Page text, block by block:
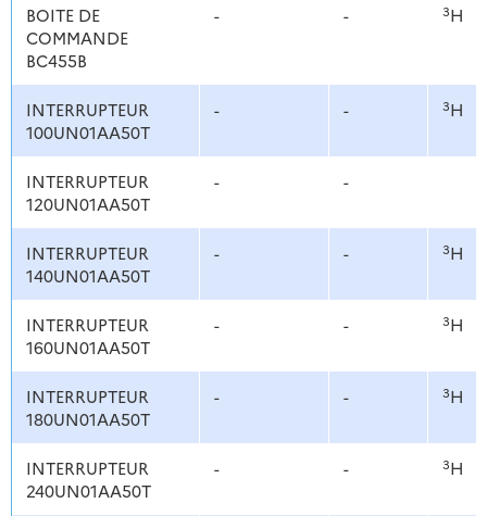
BOITE DE
COMMANDE
BC455B
- - 3H
INTERRUPTEUR
100UN01AA50T
- - 3H
INTERRUPTEUR
120UN01AA50T
- -
INTERRUPTEUR
140UN01AA50T
- - 3H
INTERRUPTEUR
160UN01AA50T
- - 3H
INTERRUPTEUR
180UN01AA50T
- - 3H
INTERRUPTEUR
240UN01AA50T
- - 3H